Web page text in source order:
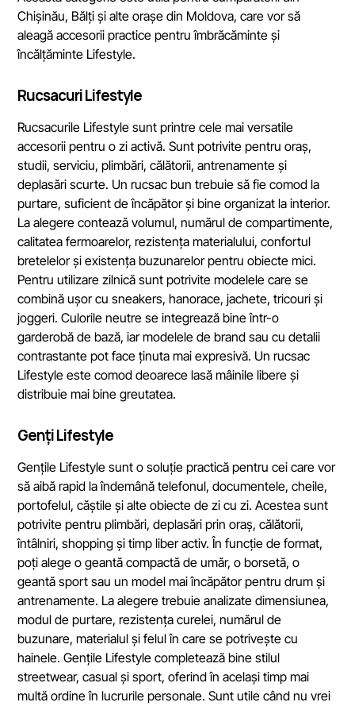
Chișinău, Bălți și alte orașe din Moldova, care vor să
aleagă accesorii practice pentru îmbrăcăminte și
încălțăminte Lifestyle.
Rucsacuri Lifestyle
Rucsacurile Lifestyle sunt printre cele mai versatile
accesorii pentru o zi activă. Sunt potrivite pentru oraș,
studii, serviciu, plimbări, călătorii, antrenamente și
deplasări scurte. Un rucsac bun trebuie să fie comod la
purtare, suficient de încăpător și bine organizat la interior.
La alegere contează volumul, numărul de compartimente,
calitatea fermoarelor, rezistența materialului, confortul
bretelelor și existența buzunarelor pentru obiecte mici.
Pentru utilizare zilnică sunt potrivite modelele care se
combină ușor cu sneakers, hanorace, jachete, tricouri și
joggeri. Culorile neutre se integrează bine într-o
garderobă de bază, iar modelele de brand sau cu detalii
contrastante pot face ținuta mai expresivă. Un rucsac
Lifestyle este comod deoarece lasă mâinile libere și
distribuie mai bine greutatea.
Genți Lifestyle
Gențile Lifestyle sunt o soluție practică pentru cei care vor
să aibă rapid la îndemână telefonul, documentele, cheile,
portofelul, căștile și alte obiecte de zi cu zi. Acestea sunt
potrivite pentru plimbări, deplasări prin oraș, călătorii,
întâlniri, shopping și timp liber activ. În funcție de format,
poți alege o geantă compactă de umăr, o borsetă, o
geantă sport sau un model mai încăpător pentru drum și
antrenamente. La alegere trebuie analizate dimensiunea,
modul de purtare, rezistența curelei, numărul de
buzunare, materialul și felul în care se potrivește cu
hainele. Gențile Lifestyle completează bine stilul
streetwear, casual și sport, oferind în același timp mai
multă ordine în lucrurile personale. Sunt utile când nu vrei